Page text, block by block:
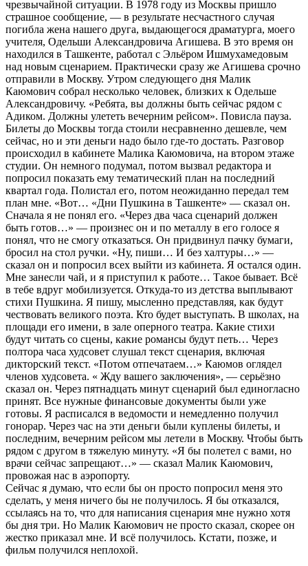
чрезвычайной ситуации. В 1978 году из Москвы пришло
страшное сообщение, — в результате несчастного случая
погибла жена нашего друга, выдающегося драматурга, моего
учителя, Одельши Александровича Агишева. В это время он
находился в Ташкенте, работал с Эльёром Ишмухамедовым
над новым сценарием. Практически сразу же Агишева срочно
отправили в Москву. Утром следующего дня Малик
Каюмович собрал несколько человек, близких к Одельше
Александровичу. «Ребята, вы должны быть сейчас рядом с
Адиком. Должны улететь вечерним рейсом». Повисла пауза.
Билеты до Москвы тогда стоили несравненно дешевле, чем
сейчас, но и эти деньги надо было где-то достать. Разговор
происходил в кабинете Малика Каюмовича, на втором этаже
студии. Он немного подумал, потом вызвал редактора и
попросил показать ему тематический план на последний
квартал года. Полистал его, потом неожиданно передал тем
план мне. «Вот… «Дни Пушкина в Ташкенте» — сказал он.
Сначала я не понял его. «Через два часа сценарий должен
быть готов…» — произнес он и по металлу в его голосе я
понял, что не смогу отказаться. Он придвинул пачку бумаги,
бросил на стол ручки. «Ну, пиши… И без халтуры…» —
сказал он и попросил всех выйти из кабинета. Я остался один.
Мне занесли чай, и я приступил к работе… Такое бывает. Всё
в тебе вдруг мобилизуется. Откуда-то из детства выплывают
стихи Пушкина. Я пишу, мысленно представляя, как будут
чествовать великого поэта. Кто будет выступать. В школах, на
площади его имени, в зале оперного театра. Какие стихи
будут читать со сцены, какие романсы будут петь… Через
полтора часа худсовет слушал текст сценария, включая
дикторский текст. «Потом отпечатаем…» Каюмов оглядел
членов худсовета. « Жду вашего заключения», — серьёзно
сказал он. Через пятнадцать минут сценарий был единогласно
принят. Все нужные финансовые документы были уже
готовы. Я расписался в ведомости и немедленно получил
гонорар. Через час на эти деньги были куплены билеты, и
последним, вечерним рейсом мы летели в Москву. Чтобы быть
рядом с другом в тяжелую минуту. «Я бы полетел с вами, но
врачи сейчас запрещают…» — сказал Малик Каюмович,
провожая нас в аэропорту.
Сейчас я думаю, что если бы он просто попросил меня это
сделать, у меня ничего бы не получилось. Я бы отказался,
ссылаясь на то, что для написания сценария мне нужно хотя
бы дня три. Но Малик Каюмович не просто сказал, скорее он
жестко приказал мне. И всё получилось. Кстати, позже, и
фильм получился неплохой.